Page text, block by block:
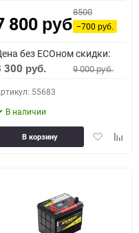
800 руб.
8500
−700руб.
без ECOном скидки:
300 руб. 9 000руб.
55683
В наличии
Добавить
В корзину